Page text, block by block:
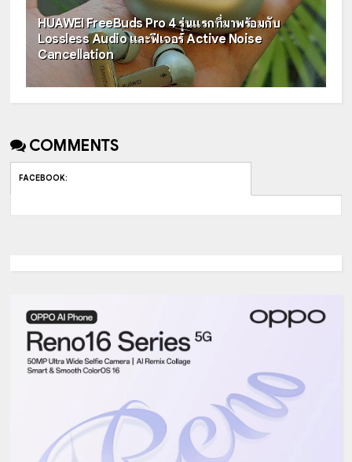
HUAWEI FreeBuds Pro 4 รุ่นแรกที่มาพร้อมกับ
Lossless Audio และฟีเจอร์ Active Noise
Cancellation
COMMENTS
FACEBOOK: